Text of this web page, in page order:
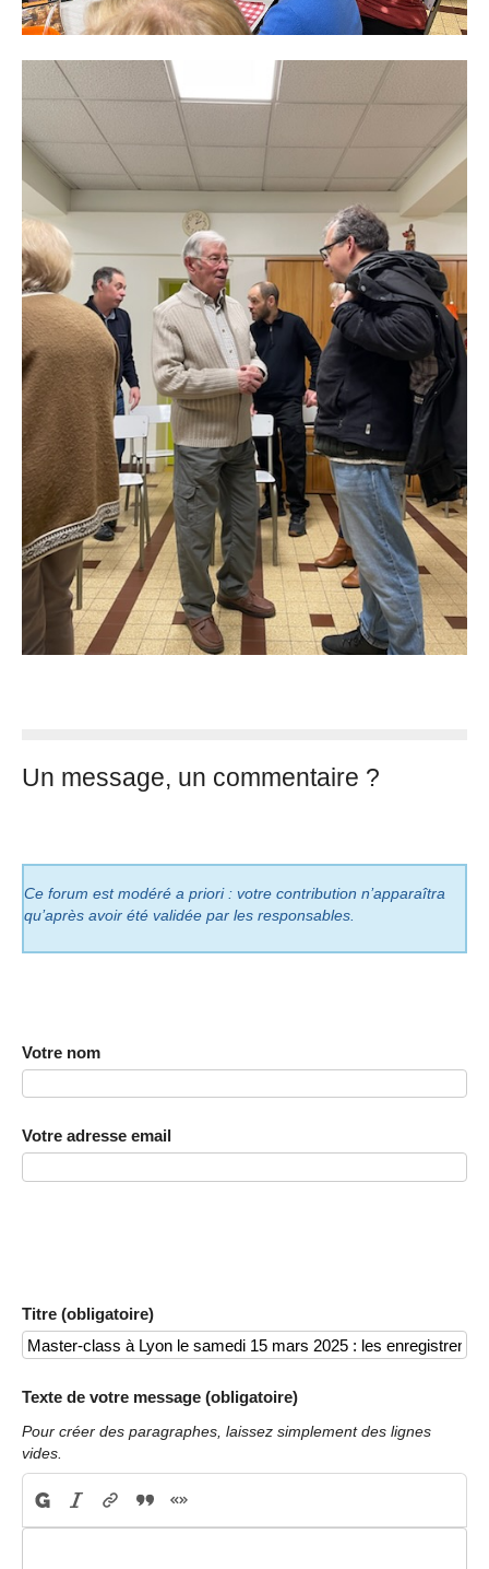
Un message, un commentaire ?
Ce forum est modéré a priori : votre contribution n’apparaîtra
qu’après avoir été validée par les responsables.
Votre nom
Votre adresse email
Titre (obligatoire)
Texte de votre message (obligatoire)
Pour créer des paragraphes, laissez simplement des lignes
vides.